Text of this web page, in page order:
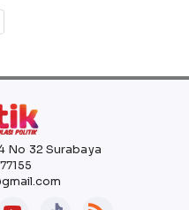
No 32 Surabaya